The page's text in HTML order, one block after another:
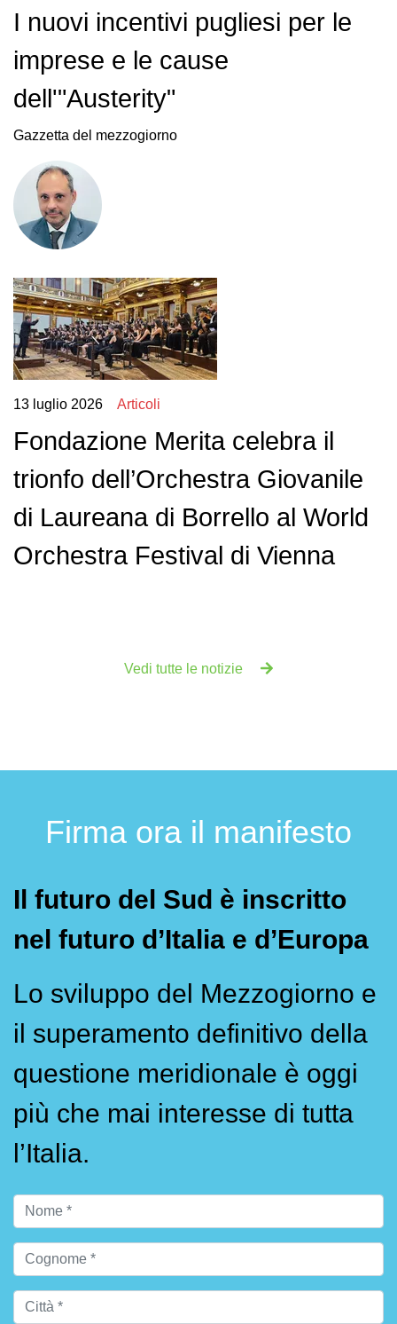
I nuovi incentivi pugliesi per le
imprese e le cause
dell'"Austerity"
Gazzetta del mezzogiorno
13 luglio 2026 Articoli
Fondazione Merita celebra il
trionfo dell’Orchestra Giovanile
di Laureana di Borrello al World
Orchestra Festival di Vienna
Vedi tutte le notizie
Firma ora il manifesto
Il futuro del Sud è inscritto
nel futuro d’Italia e d’Europa
Lo sviluppo del Mezzogiorno e
il superamento definitivo della
questione meridionale è oggi
più che mai interesse di tutta
l’Italia.